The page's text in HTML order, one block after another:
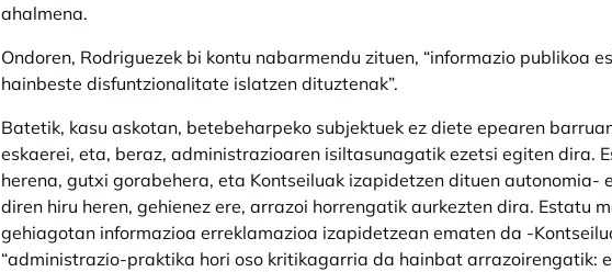
ahalmena.
Ondoren, Rodriguezek bi kontu nabarmendu zituen, “informazio publikoa
hainbeste disfuntzionalitate islatzen dituztenak”.
Batetik, kasu askotan, betebeharpeko subjektuek ez diete epearen
eskaerei, eta, beraz, administrazioaren isiltasunagatik ezetsi egiten dira.
herena, gutxi gorabehera, eta Kontseiluak izapidetzen dituen
diren hiru heren, gehienez ere, arrazoi horrengatik aurkezten dira. Estatu
gehiagotan informazioa erreklamazioa izapidetzean ematen da -
“administrazio-praktika hori oso kritikagarria da hainbat arrazoirengatik: